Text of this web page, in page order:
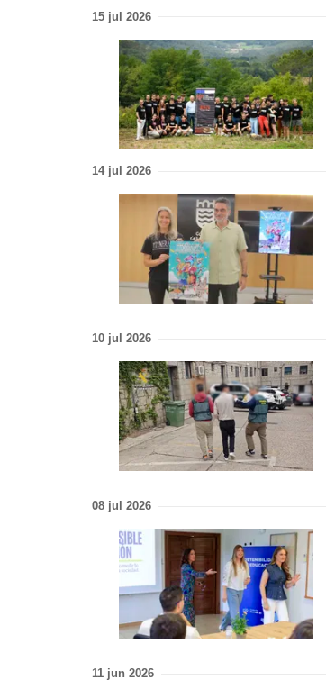
15 jul 2026
14 jul 2026
10 jul 2026
08 jul 2026
11 jun 2026